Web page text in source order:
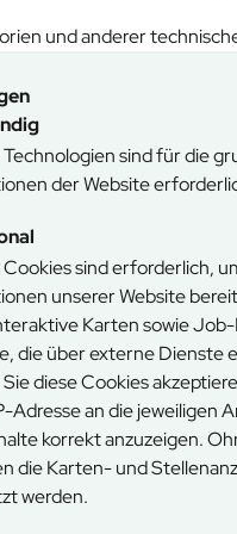
und anderer
Technologien sind für die
der Website
Cookies sind erforderlich,
unserer Website
Karten sowie
die über externe Dienste
diese Cookies
Adresse an die jeweiligen
korrekt anzuzeigen.
die Karten- und
werden.
41 Forstbetriebe mit
in